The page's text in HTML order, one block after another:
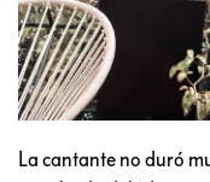
La cantante no duró